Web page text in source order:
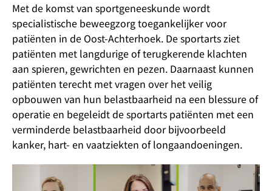
Met de komst van sportgeneeskunde wordt
specialistische beweegzorg toegankelijker voor
patiënten in de Oost-Achterhoek. De sportarts ziet
patiënten met langdurige of terugkerende klachten
aan spieren, gewrichten en pezen. Daarnaast kunnen
patiënten terecht met vragen over het veilig
opbouwen van hun belastbaarheid na een blessure of
operatie en begeleidt de sportarts patiënten met een
verminderde belastbaarheid door bijvoorbeeld
kanker, hart- en vaatziekten of longaandoeningen.